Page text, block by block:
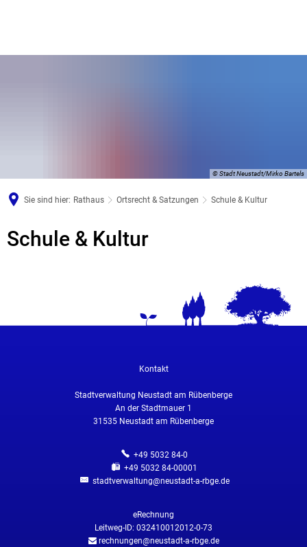
© Stadt Neustadt/Mirko Bartels
Sie sind hier: Rathaus Ortsrecht & Satzungen Schule & Kultur
Schule
Schule & Kultur
Kontakt
Stadtverwaltung Neustadt am Rübenberge
An der Stadtmauer 1
31535 Neustadt am Rübenberge
+49 5032 84-0
+49 5032 84-00001
stadtverwaltung@neustadt-a-rbge.de
eRechnung
Leitweg-ID: 032410012012-0-73
rechnungen@neustadt-a-rbge.de